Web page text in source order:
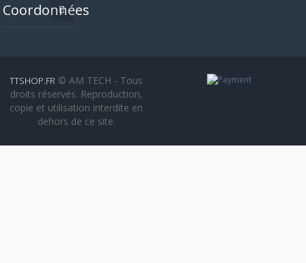
Coordonnées
TTSHOP.FR © AM TECH - Tous
droits réservés. Reproduction,
copie et utilisation interdite en
dehors de ce site.